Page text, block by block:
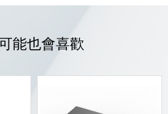
能也會喜歡